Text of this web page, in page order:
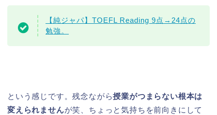
【純ジャパ】TOEFL Reading 9点→24点の
勉強。
という感じです。残念ながら授業がつまらない根本は
変えられませんが笑、ちょっと気持ちを前向きにして